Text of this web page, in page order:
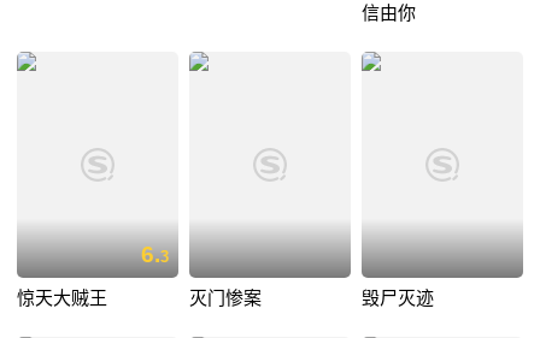
信由你
6.3
惊天大贼王 灭门惨案 毁尸灭迹